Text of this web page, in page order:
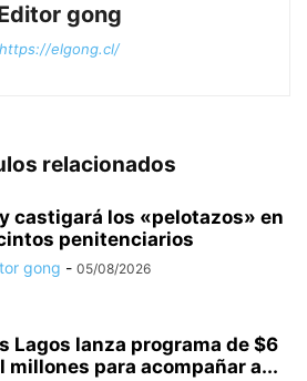
gong
https://elgong.cl/
relacionados
castigará los «pelotazos» en
penitenciarios
gong - 05/08/2026
Lagos lanza programa de $6
millones para acompañar a...